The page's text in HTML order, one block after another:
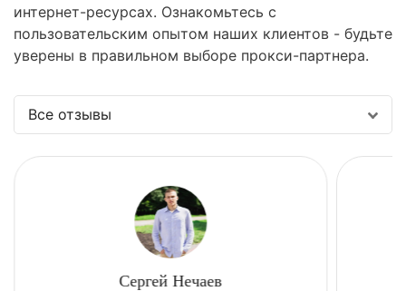
интернет-ресурсах. Ознакомьтесь с
пользовательским опытом наших клиентов - будьте
уверены в правильном выборе прокси-партнера.
Все отзывы
Сергей Нечаев